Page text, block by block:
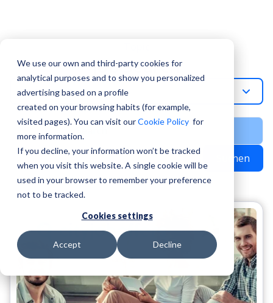
We use our own and third-party cookies for
analytical purposes and to show you personalized
advertising based on a profile
created on your browsing habits (for example,
visited pages). You can visit ourCookie Policy for
more information.
If you decline, your information won’t be tracked
when you visit this website. A single cookie will be
used in your browser to remember your preference
not to be tracked.
Cookies settings
Accept Decline
Job Search
Job-Search
Suchen